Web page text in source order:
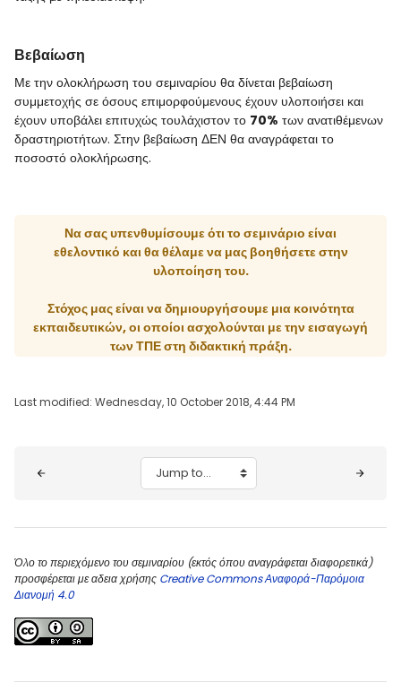
Βεβαίωση
Με την ολοκλήρωση του σεμιναρίου θα δίνεται βεβαίωση
συμμετοχής σε όσους επιμορφούμενους έχουν υλοποιήσει και
έχουν υποβάλει επιτυχώς τουλάχιστον το 70% των ανατιθέμενων
δραστηριοτήτων. Στην βεβαίωση ΔΕΝ θα αναγράφεται το
ποσοστό ολοκλήρωσης.
Να σας υπενθυμίσουμε ότι το σεμινάριο είναι
εθελοντικό και θα θέλαμε να μας βοηθήσετε στην
υλοποίηση του.
Στόχος μας είναι να δημιουργήσουμε μια κοινότητα
εκπαιδευτικών, οι οποίοι ασχολούνται με την εισαγωγή
των ΤΠΕ στη διδακτική πράξη.
Last modified: Wednesday, 10 October 2018, 4:44 PM
Jump to...
Όλο το περιεχόμενο του σεμιναρίου (εκτός όπου αναγράφεται διαφορετικά)
προσφέρεται με αδεια χρήσης Creative Commons Αναφορά-Παρόμοια
Διανομή 4.0